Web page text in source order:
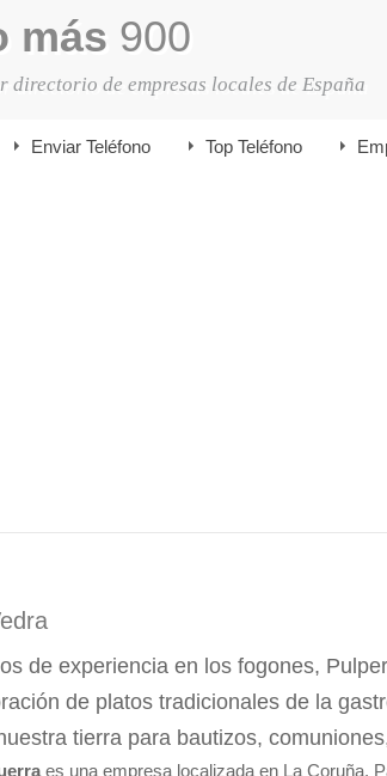
más 900
directorio de empresas locales de España
Enviar Teléfono Top Teléfono
de experiencia en los fogones,
de platos tradicionales de la
tierra para bautizos,
es una empresa localizada en La Coruña.